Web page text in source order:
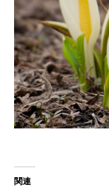
関連